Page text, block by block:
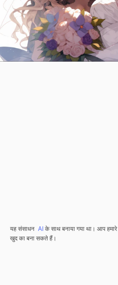
यह संसाधन AIके साथ बनाया गया था। आप हमारे
खुद का बना सकते हैं।